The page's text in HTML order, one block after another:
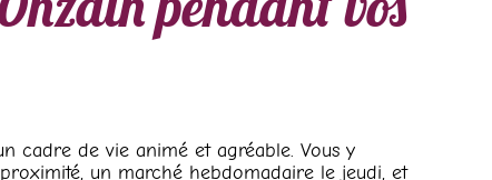
cadre de vie animé et agréable. Vous y
un marché hebdomadaire le jeudi, et